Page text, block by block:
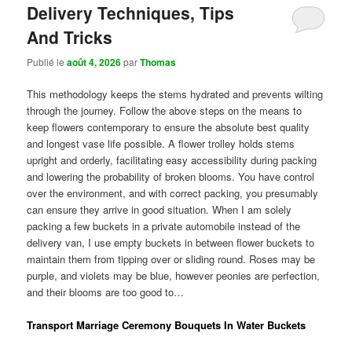
Delivery Techniques, Tips
And Tricks
Publié leaoût 4, 2026parThomas
This methodology keeps the stems hydrated and prevents wilting
through the journey. Follow the above steps on the means to
keep flowers contemporary to ensure the absolute best quality
and longest vase life possible. A flower trolley holds stems
upright and orderly, facilitating easy accessibility during packing
and lowering the probability of broken blooms. You have control
over the environment, and with correct packing, you presumably
can ensure they arrive in good situation. When I am solely
packing a few buckets in a private automobile instead of the
delivery van, I use empty buckets in between flower buckets to
maintain them from tipping over or sliding round. Roses may be
purple, and violets may be blue, however peonies are perfection,
and their blooms are too good to…
Transport Marriage Ceremony Bouquets In Water Buckets